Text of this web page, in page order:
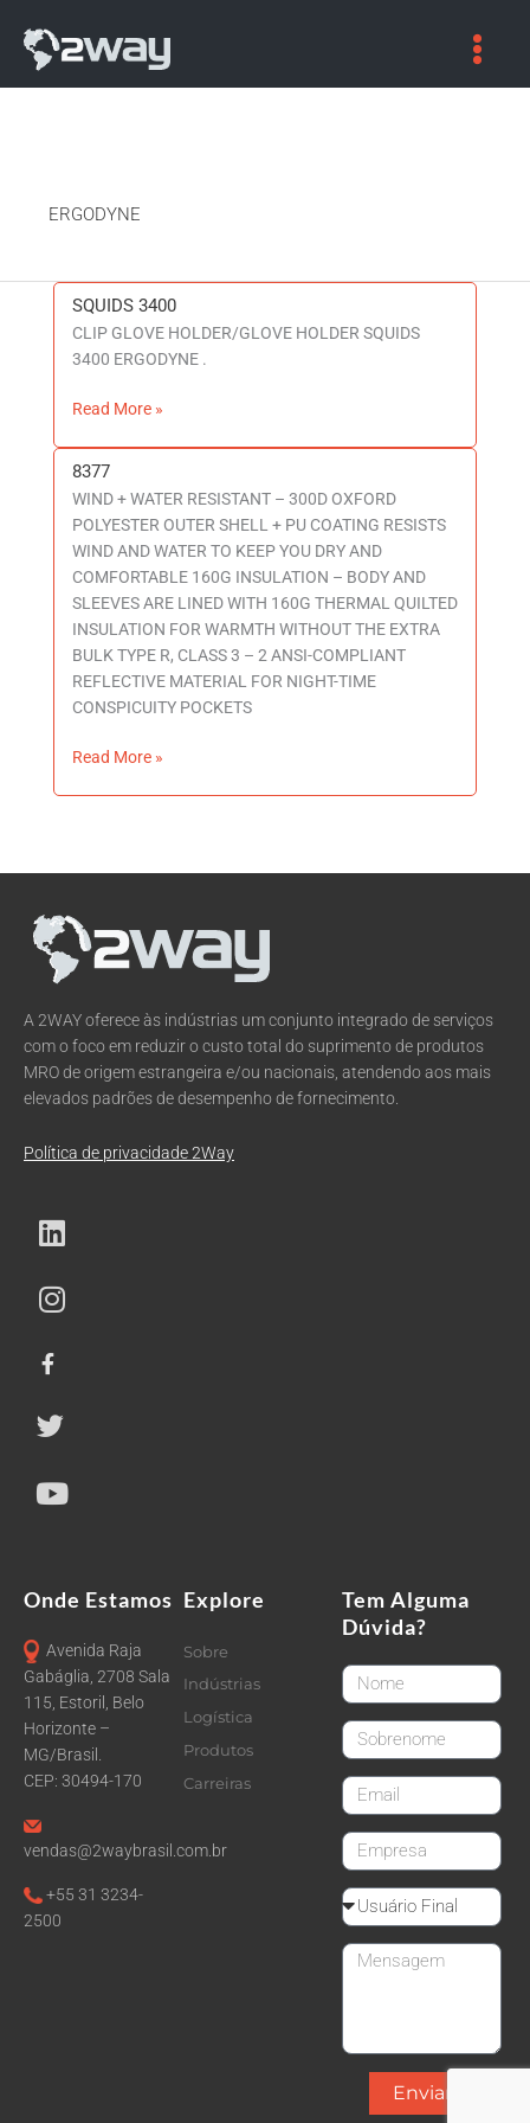
ERGODYNE
SQUIDS 3400
CLIP GLOVE HOLDER/GLOVE HOLDER SQUIDS
3400 ERGODYNE .
SQUIDS
3400
Read More »
8377
WIND + WATER RESISTANT – 300D OXFORD
POLYESTER OUTER SHELL + PU COATING RESISTS
WIND AND WATER TO KEEP YOU DRY AND
COMFORTABLE 160G INSULATION – BODY AND
SLEEVES ARE LINED WITH 160G THERMAL QUILTED
INSULATION FOR WARMTH WITHOUT THE EXTRA
BULK TYPE R, CLASS 3 – 2 ANSI-COMPLIANT
REFLECTIVE MATERIAL FOR NIGHT-TIME
CONSPICUITY POCKETS
8377
Read More »
A 2WAY oferece às indústrias um conjunto integrado de serviços
com o foco em reduzir o custo total do suprimento de produtos
MRO de origem estrangeira e/ou nacionais, atendendo aos mais
elevados padrões de desempenho de fornecimento.
Política de privacidade 2Way
Onde Estamos
Avenida Raja
Gabáglia, 2708 Sala
115, Estoril, Belo
Horizonte –
MG/Brasil.
CEP: 30494-170
vendas@2waybrasil.com.br
+55 31 3234-
2500
Explore
Sobre
Indústrias
Logística
Produtos
Carreiras
Tem Alguma
Dúvida?
FirstName
LastName
email
CompanyName
Reseller
Message
Enviar